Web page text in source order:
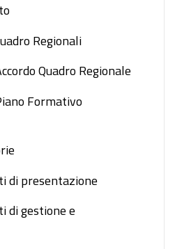
Regionali
Quadro Regionale
Formativo
di presentazione
di gestione e